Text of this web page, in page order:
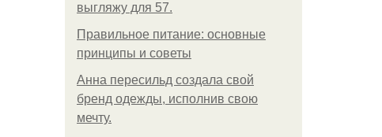
выгляжу для 57.
Правильное питание: основные
принципы и советы
Анна пересильд создала свой
бренд одежды, исполнив свою
мечту.